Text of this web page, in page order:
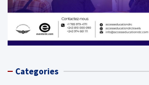
Categories